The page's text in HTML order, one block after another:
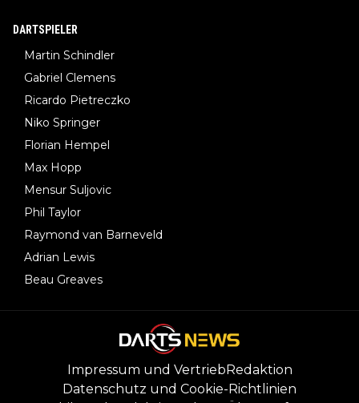
DARTSPIELER
Martin Schindler
Gabriel Clemens
Ricardo Pietreczko
Niko Springer
Florian Hempel
Max Hopp
Mensur Suljovic
Phil Taylor
Raymond van Barneveld
Adrian Lewis
Beau Greaves
Impressum und VertriebRedaktion
Datenschutz und Cookie-Richtlinien